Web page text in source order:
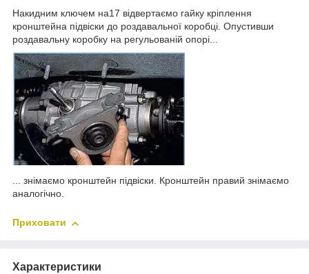
Накидним ключем на17 відвертаємо гайку кріплення
кронштейна підвіски до роздавальної коробці. Опустивши
роздавальну коробку на регульованій опорі...
... знімаємо кронштейн підвіски. Кронштейн правий знімаємо
аналогічно.
Приховати
Характеристики